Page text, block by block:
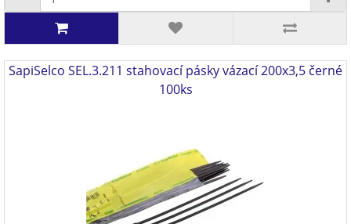
SapiSelco SEL.3.211 stahovací pásky vázací 200x3,5 černé
100ks